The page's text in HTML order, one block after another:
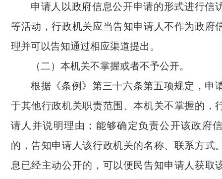
申请人以政府信息公开申请的形式进行信
等活动，行政机关应当告知申请人不作为政府
理并可以告知通过相应渠道提出。
（二）本机关不掌握或者不予公开。
根据《条例》第三十六条第五项规定，申
于其他行政机关职责范围、本机关不掌握的，
请人并说明理由；能够确定负责公开该政府
的，告知申请人该行政机关的名称、联系方式
息已经主动公开的，可以便民告知申请人获取